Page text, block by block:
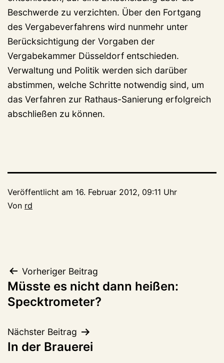
Beschwerde zu verzichten. Über den Fortgang
des Vergabeverfahrens wird nunmehr unter
Berücksichtigung der Vorgaben der
Vergabekammer Düsseldorf entschieden.
Verwaltung und Politik werden sich darüber
abstimmen, welche Schritte notwendig sind, um
das Verfahren zur Rathaus-Sanierung erfolgreich
abschließen zu können.
Veröffentlicht am 16. Februar 2012, 09:11 Uhr
Von rd
Beitragsnavigation
Vorheriger Beitrag
Müsste es nicht dann heißen:
Specktrometer?
Nächster Beitrag
In der Brauerei